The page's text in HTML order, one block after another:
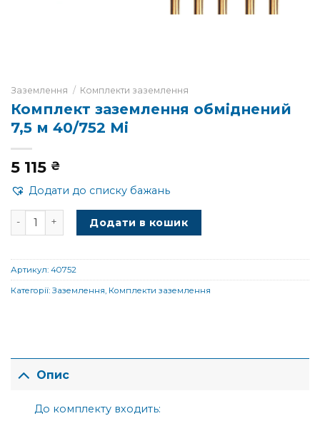
Заземлення / Комплекти заземлення
Комплект заземлення обміднений
7,5 м 40/752 Mi
5 115 ₴
Додати до списку бажань
Комплект заземлення обміднений 7,5 м 40/752 Mi
Додати в кошик
Артикул: 40752
Категорії: Заземлення, Комплекти заземлення
Опис
До комплекту входить: